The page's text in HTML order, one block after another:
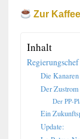
Zur
Inhalt
Die
Der
Der PP-
Ein
Update: